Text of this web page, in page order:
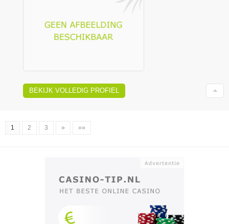
BEKIJK VOLLEDIG PROFIEL
1 2 3 » »»